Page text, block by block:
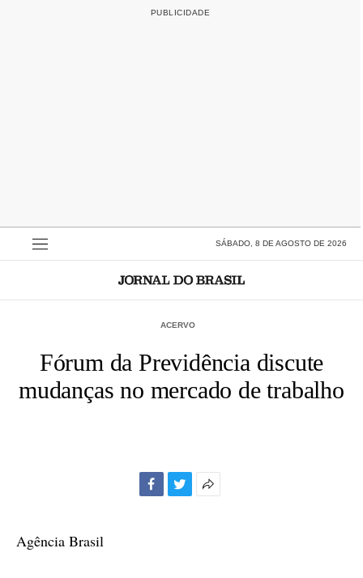
SÁBADO, 8 DE AGOSTO DE 2026
ACERVO
Fórum da Previdência discute
mudanças no mercado de trabalho
Agência Brasil